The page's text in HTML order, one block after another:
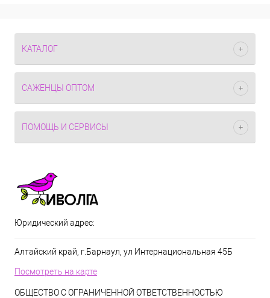
КАТАЛОГ
САЖЕНЦЫ ОПТОМ
ПОМОЩЬ И СЕРВИСЫ
Юридический адрес:
Алтайский край, г.Барнаул, ул Интернациональная 45Б
Посмотреть на карте
ОБЩЕСТВО С ОГРАНИЧЕННОЙ ОТВЕТСТВЕННОСТЬЮ